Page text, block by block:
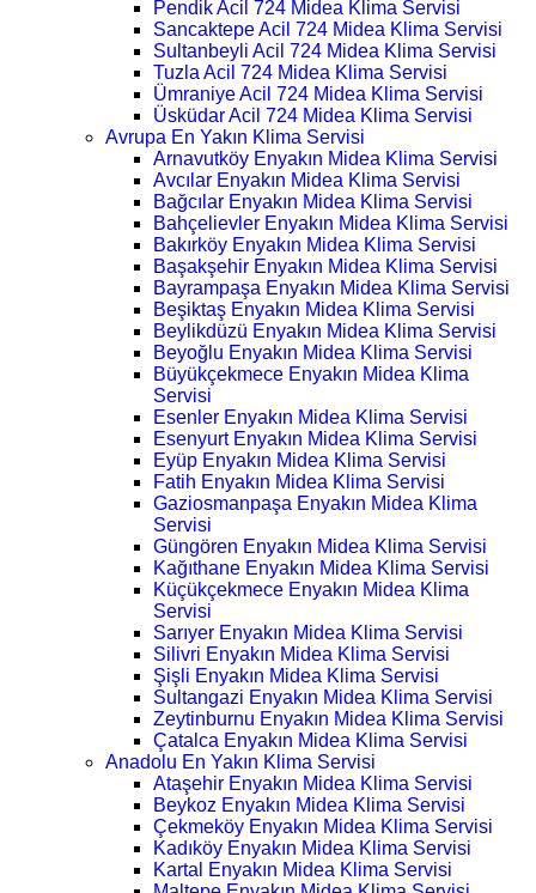
Pendik Acil 724 Midea Klima Servisi
Sancaktepe Acil 724 Midea Klima Servisi
Sultanbeyli Acil 724 Midea Klima Servisi
Tuzla Acil 724 Midea Klima Servisi
Ümraniye Acil 724 Midea Klima Servisi
Üsküdar Acil 724 Midea Klima Servisi
Avrupa En Yakın Klima Servisi
Arnavutköy Enyakın Midea Klima Servisi
Avcılar Enyakın Midea Klima Servisi
Bağcılar Enyakın Midea Klima Servisi
Bahçelievler Enyakın Midea Klima Servisi
Bakırköy Enyakın Midea Klima Servisi
Başakşehir Enyakın Midea Klima Servisi
Bayrampaşa Enyakın Midea Klima Servisi
Beşiktaş Enyakın Midea Klima Servisi
Beylikdüzü Enyakın Midea Klima Servisi
Beyoğlu Enyakın Midea Klima Servisi
Büyükçekmece Enyakın Midea Klima
Servisi
Esenler Enyakın Midea Klima Servisi
Esenyurt Enyakın Midea Klima Servisi
Eyüp Enyakın Midea Klima Servisi
Fatih Enyakın Midea Klima Servisi
Gaziosmanpaşa Enyakın Midea Klima
Servisi
Güngören Enyakın Midea Klima Servisi
Kağıthane Enyakın Midea Klima Servisi
Küçükçekmece Enyakın Midea Klima
Servisi
Sarıyer Enyakın Midea Klima Servisi
Silivri Enyakın Midea Klima Servisi
Şişli Enyakın Midea Klima Servisi
Sultangazi Enyakın Midea Klima Servisi
Zeytinburnu Enyakın Midea Klima Servisi
Çatalca Enyakın Midea Klima Servisi
Anadolu En Yakın Klima Servisi
Ataşehir Enyakın Midea Klima Servisi
Beykoz Enyakın Midea Klima Servisi
Çekmeköy Enyakın Midea Klima Servisi
Kadıköy Enyakın Midea Klima Servisi
Kartal Enyakın Midea Klima Servisi